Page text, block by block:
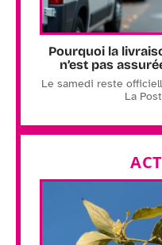
Pourquoi la
n’est pas
Le samedi reste
La